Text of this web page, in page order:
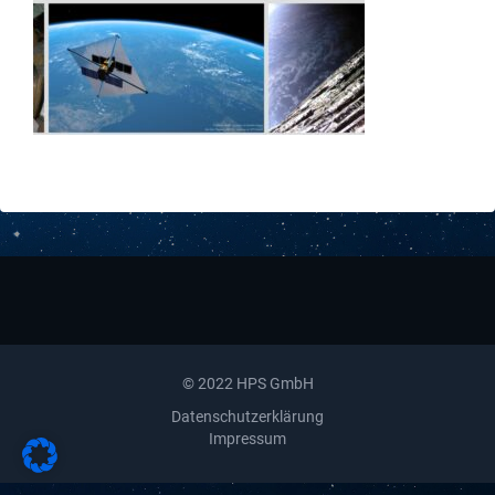
Downloads
Kontakt
© 2022 HPS GmbH
Datenschutzerklärung
Impressum